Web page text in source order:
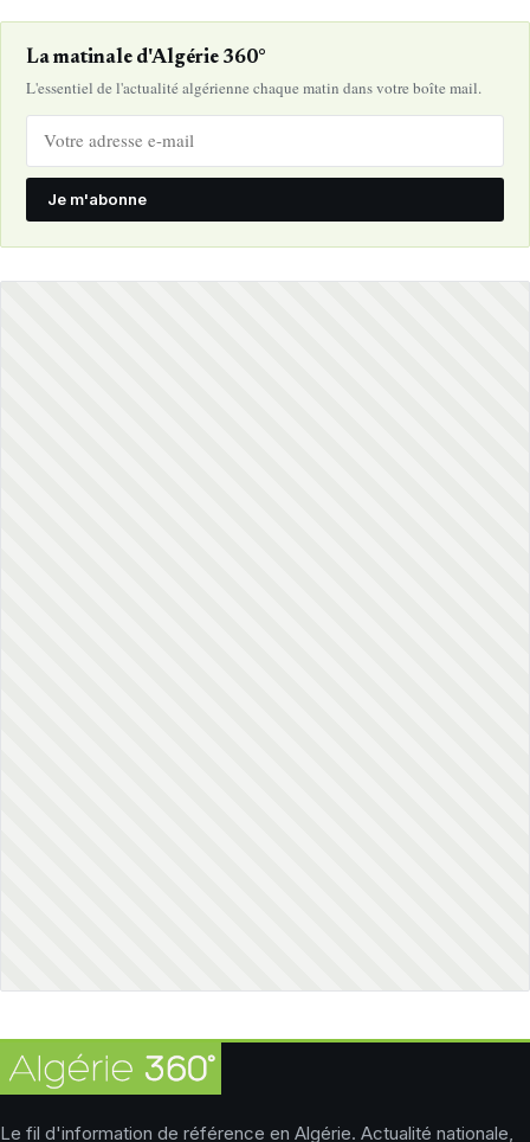
La matinale d'Algérie 360°
L'essentiel de l'actualité algérienne chaque matin dans votre boîte mail.
Je m'abonne
Le fil d'information de référence en Algérie. Actualité nationale,